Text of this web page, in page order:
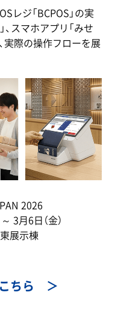
レジ「BCPOS」の実
、スマホアプリ「みせ
実際の操作フローを展
2026
月6日（金）
展示棟
こちら ＞